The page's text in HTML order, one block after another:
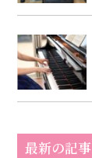
最新の記事